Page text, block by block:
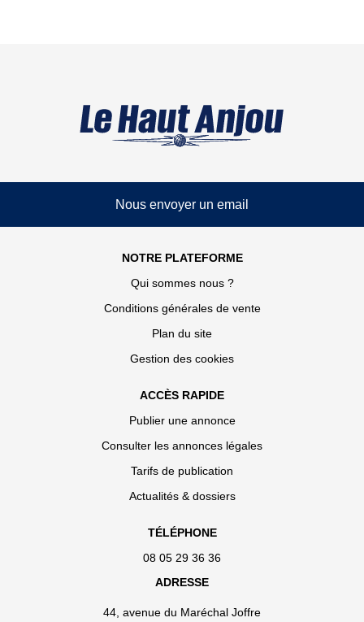
Nous envoyer un email
NOTRE PLATEFORME
Qui sommes nous ?
Conditions générales de vente
Plan du site
Gestion des cookies
ACCÈS RAPIDE
Publier une annonce
Consulter les annonces légales
Tarifs de publication
Actualités & dossiers
TÉLÉPHONE
08 05 29 36 36
ADRESSE
44, avenue du Maréchal Joffre